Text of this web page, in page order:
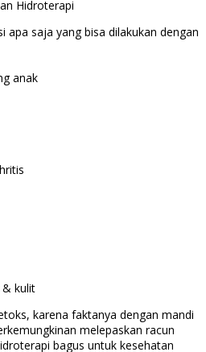
Hidroterapi
apa saja yang bisa dilakukan dengan
anak
& kulit
karena faktanya dengan mandi
melepaskan racun
bagus untuk kesehatan